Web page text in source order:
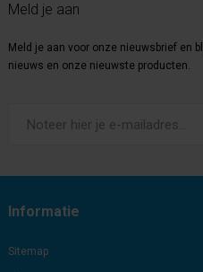
Meld je aan
Meld je aan voor onze nieuwsbrief en
nieuws en onze nieuwste producten.
Informatie
Sitemap